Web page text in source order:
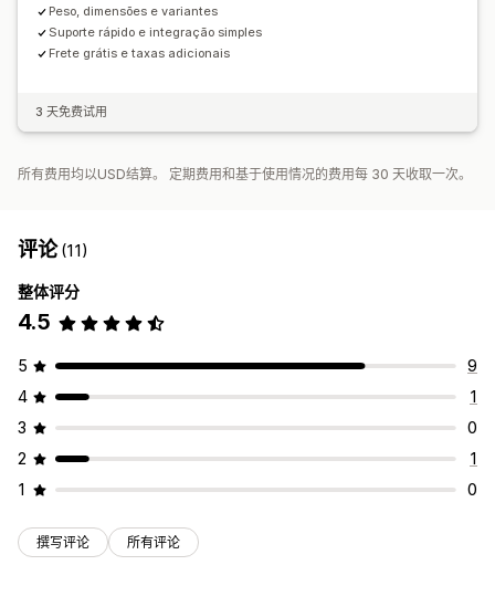
Peso, dimensões e variantes
Suporte rápido e integração simples
Frete grátis e taxas adicionais
3 天免费试用
所有费用均以USD结算。 定期费用和基于使用情况的费用每 30 天收取一次。
评论(11)
整体评分
4.5
5
9
4
1
3
0
2
1
1
0
撰写评论 所有评论